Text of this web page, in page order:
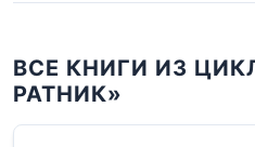
ВСЕ КНИГИ ИЗ
РАТНИК»